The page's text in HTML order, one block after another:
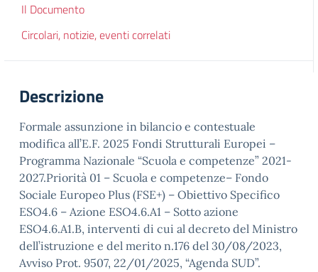
Il Documento
Circolari, notizie, eventi correlati
Descrizione
Formale assunzione in bilancio e contestuale
modifica all’E.F. 2025 Fondi Strutturali Europei –
Programma Nazionale “Scuola e competenze” 2021-
2027.Priorità 01 – Scuola e competenze– Fondo
Sociale Europeo Plus (FSE+) – Obiettivo Specifico
ESO4.6 – Azione ESO4.6.A1 – Sotto azione
ESO4.6.A1.B, interventi di cui al decreto del Ministro
dell’istruzione e del merito n.176 del 30/08/2023,
Avviso Prot. 9507, 22/01/2025, “Agenda SUD”.